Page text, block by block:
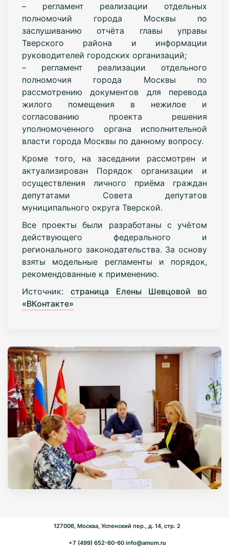
– регламент реализации отдельных
полномочий города Москвы по
заслушиванию отчёта главы управы
Тверского района и информации
руководителей городских организаций;
– регламент реализации отдельного
полномочия города Москвы по
рассмотрению документов для перевода
жилого помещения в нежилое и
согласованию проекта решения
уполномоченного органа исполнительной
власти города Москвы по данному вопросу.
Кроме того, на заседании рассмотрен и
актуализирован Порядок организации и
осуществления личного приёма граждан
депутатами Совета депутатов
муниципального округа Тверской.
Все проекты были разработаны с учётом
действующего федерального и
регионального законодательства. За основу
взяты модельные регламенты и порядок,
рекомендованные к применению.
Источник:страница Елены Шевцовой во
«ВКонтакте»
127006, Москва, Успенский пер., д. 14, стр. 2
+7 (499) 652-60-60 info@amom.ru